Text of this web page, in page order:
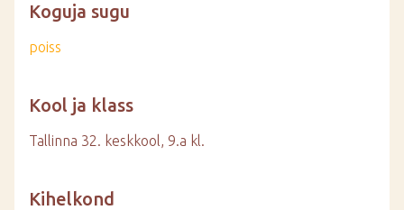
Koguja sugu
poiss
Kool ja klass
Tallinna 32. keskkool, 9.a kl.
Kihelkond